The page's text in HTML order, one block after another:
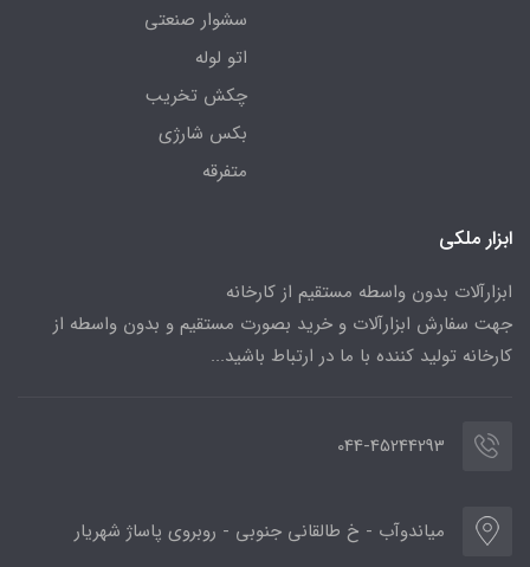
سشوار صنعتی
اتو لوله
چکش تخریب
بکس شارژی
متفرقه
ابزار ملکی
ابزارآلات بدون واسطه مستقیم از کارخانه
جهت سفارش ابزارآلات و خرید بصورت مستقیم و بدون واسطه از
کارخانه تولید کننده با ما در ارتباط باشید...
044-45244293
میاندوآب - خ طالقانی جنوبی - روبروی پاساژ شهریار